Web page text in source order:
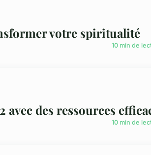
votre spiritualité
10 min de
des ressources
10 min de